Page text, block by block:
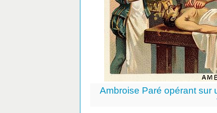
Ambroise Paré opérant sur